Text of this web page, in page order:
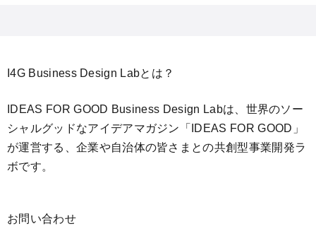
I4G Business Design Labとは？
IDEAS FOR GOOD Business Design Labは、世界のソー
シャルグッドなアイデアマガジン「IDEAS FOR GOOD」
が運営する、企業や自治体の皆さまとの共創型事業開発ラ
ボです。
お問い合わせ